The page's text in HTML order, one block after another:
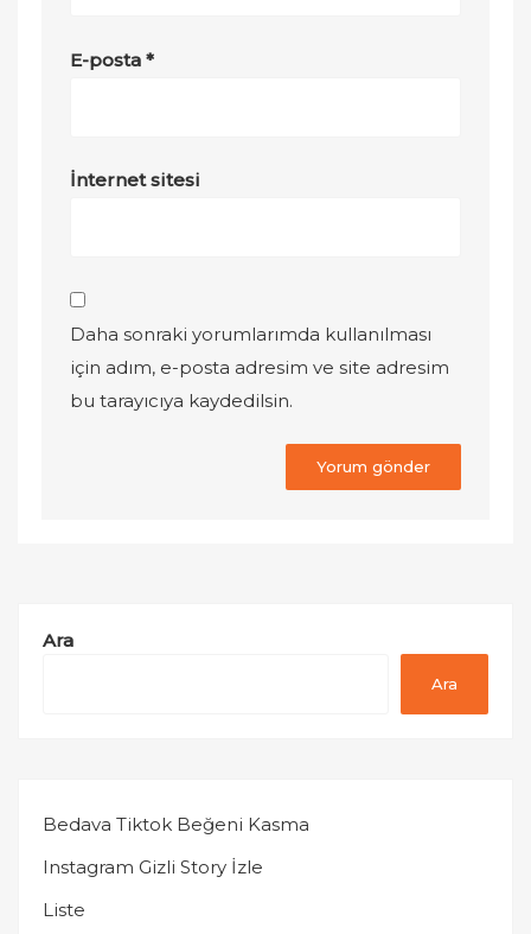
E-posta*
İnternet sitesi
Daha sonraki yorumlarımda kullanılması
için adım, e-posta adresim ve site adresim
bu tarayıcıya kaydedilsin.
Ara
Ara
Bedava Tiktok Beğeni Kasma
Instagram Gizli Story İzle
Liste